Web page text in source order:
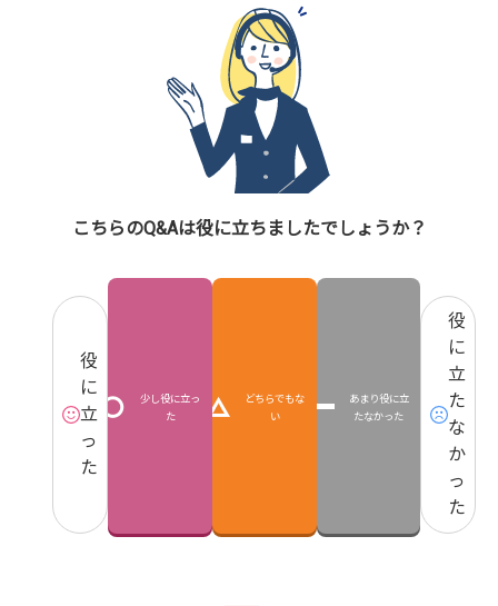
こちらのQ&Aは役に立ちましたでしょうか？
役
に
立
っ
た
少し役に立っ
た
どちらでもな
い
あまり役に立
たなかった
役
に
立
た
な
か
っ
た